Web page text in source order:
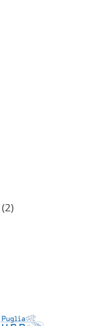
(2)